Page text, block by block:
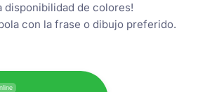
niña de comunión:
disponibilidad de colores!
con la frase o dibujo preferido.